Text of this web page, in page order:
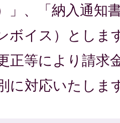
」、「納入通知
ボイス）としま
正等により請求
に対応いたしま